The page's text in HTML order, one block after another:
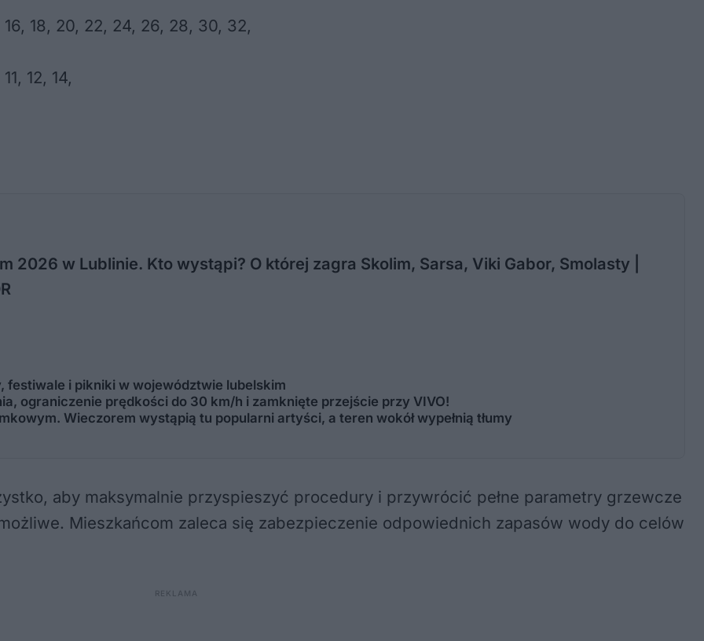
16, 18, 20, 22, 24, 26, 28, 30, 32,
12, 14,
2026 w Lublinie. Kto wystąpi? O której zagra Skolim, Sarsa, Viki Gabor, Smolasty |
i pikniki w województwie lubelskim
ograniczenie prędkości do 30 km/h i zamknięte przejście przy VIVO!
Wieczorem wystąpią tu popularni artyści, a teren wokół wypełnią tłumy
aby maksymalnie przyspieszyć procedury i przywrócić pełne parametry grzewcze
Mieszkańcom zaleca się zabezpieczenie odpowiednich zapasów wody do celów